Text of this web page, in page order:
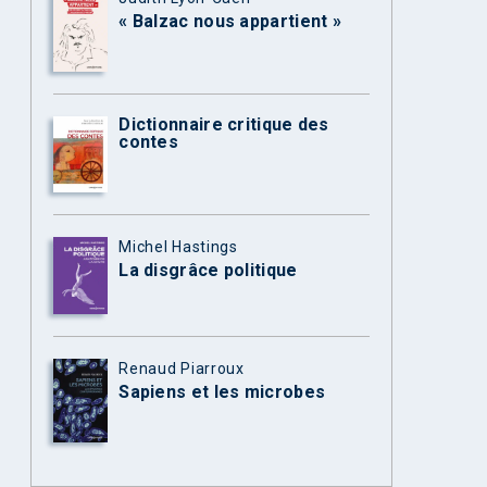
« Balzac nous appartient »
Dictionnaire critique des
contes
Michel Hastings
La disgrâce politique
Renaud Piarroux
Sapiens et les microbes